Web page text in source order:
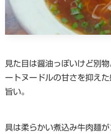
見た目は醤油っぽいけど別
ートヌードルの甘さを抑え
旨い。
具は柔らかい煮込み牛肉麺